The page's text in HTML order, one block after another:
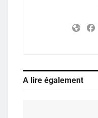
A lire également